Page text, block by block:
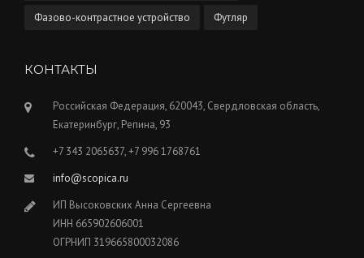
Фазово-контрастное устройство Футляр
КОНТАКТЫ
Российская Федерация, 620043, Свердловская область,
Екатеринбург, Репина, 93
+7 343 2065637, +7 996 1768761
info@scopica.ru
ИП Высоковских Анна Сергеевна
ИНН 665902606001
ОГРНИП 319665800032086